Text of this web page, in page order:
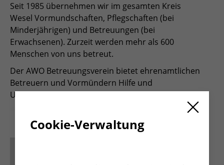
Seit 1985 übernehmen wir im gesamten Kreis
Wesel Vormundschaften, Pflegschaften (bei
Minderjährigen) und Betreuungen (bei
Erwachsenen). Zurzeit werden mehr als 600
Menschen von uns betreut.
Der AWO Betreuungsverein bietet ehrenamtlichen
Betreuern und Vormündern Hilfe und
Unterstützung bei der Ausübung dieses Amtes an.
Publikationen und Downloads
Cookie-Verwaltung